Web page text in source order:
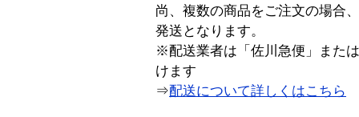
尚、複数の商品をご注文の場合
発送となります。
※配送業者は「佐川急便」また
けます
⇒配送について詳しくはこちら